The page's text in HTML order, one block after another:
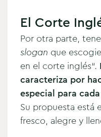
El Corte
Por otra parte,
slogan que
en el corte inglés“.
caracteriza por
especial para
Su propuesta está
fresco, alegre y